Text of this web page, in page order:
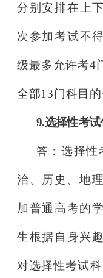
分别安排在上
次参加考试不
级最多允许考4
全部13门科目
9.选择性考
答：选择性
治、历史、地
加普通高考的
生根据自身兴
对选择性考试